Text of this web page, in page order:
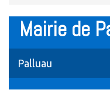
Mairie de
Palluau